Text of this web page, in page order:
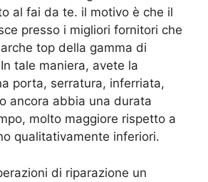
al fai da te. il motivo è che il
presso i migliori fornitori che
top della gamma di
tale maniera, avete la
porta, serratura, inferriata,
ancora abbia una durata
molto maggiore rispetto a
qualitativamente inferiori.
di riparazione un